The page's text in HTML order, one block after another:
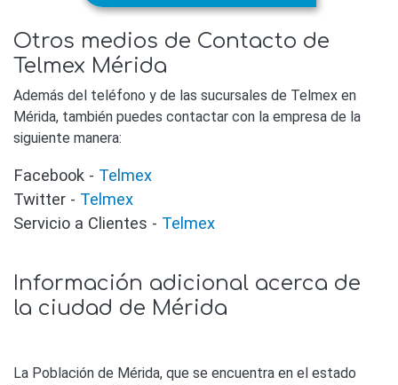
Otros medios de Contacto de
Telmex Mérida
Además del teléfono y de las sucursales de Telmex en
Mérida, también puedes contactar con la empresa de la
siguiente manera:
Facebook - Telmex
Twitter - Telmex
Servicio a Clientes - Telmex
Información adicional acerca de
la ciudad de Mérida
La Población de Mérida, que se encuentra en el estado